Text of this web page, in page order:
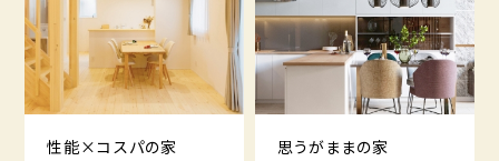
性能×コスパの家 思うがままの家